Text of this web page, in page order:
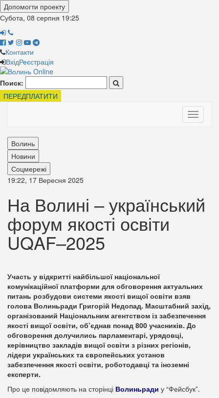
Допомогти проекту
Субота, 08 серпня 19:25
Контакти
ВхідРеєстрація
Поиск:
ПЕРЕДПЛАТИТИ
Toggle
Волинь
Новини
Соцмережі
19:22, 17 Вересня 2025
На Волині – український
форум якості освіти
UQAF–2025
Участь у відкритті найбільшої національної
комунікаційної платформи для обговорення актуальних
питань розбудови системи якості вищої освіти взяв
голова Волиньради Григорій Недопад. Масштабний захід,
організований Національним агентством із забезпечення
якості вищої освіти, об’єднав понад 800 учасників. До
обговорення долучились парламентарі, урядовці,
керівництво закладів вищої освіти з різних регіонів,
лідери українських та європейських установ
забезпечення якості освіти, роботодавці та іноземні
експерти.
Про це повідомляють на сторінці Волиньради у “Фейсбук”.